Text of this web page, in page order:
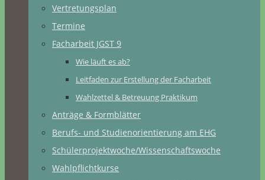
Vertretungsplan
Termine
Facharbeit JGST 9
Wie läuft es ab?
Leitfaden zur Erstellung der Facharbeit
Wahlzettel & Betreuung Praktikum
Anträge & Formblätter
Berufs- und Studienorientierung am EHG
Schülerprojektwoche/Wissenschaftswoche
Wahlpflichtkurse